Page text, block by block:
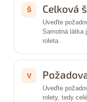
Š Celková
Uveďte
Samotná látka
roleta.
V
Uveďte
rolety, tedy